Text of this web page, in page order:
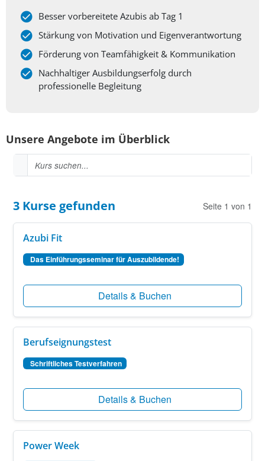
Besser vorbereitete Azubis ab Tag 1
Stärkung von Motivation und Eigenverantwortung
Förderung von Teamfähigkeit & Kommunikation
Nachhaltiger Ausbildungserfolg durch
professionelle Begleitung
Unsere Angebote im Überblick
Kurssuche
Kurs suchen
3 Kurse gefunden Seite 1 von 1
Azubi Fit
Das Einführungsseminar für Auszubildende!
Details & Buchen
Berufseignungstest
Schriftliches Testverfahren
Details & Buchen
Power Week